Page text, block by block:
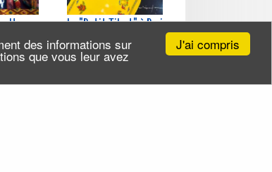
J'ai compris
des informations sur
que vous leur avez
2026
Le "Petit Tibet" à Paris
Jeudi 20 août 2026
(et 4 autres dates)